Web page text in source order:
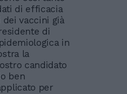
di efficacia
vaccini già
di
in
la
candidato
ben
per